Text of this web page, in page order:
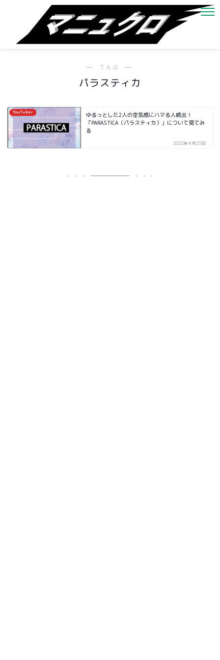
― TAG ―
パラスティカ
YouTuber
ゆるっとした2人の空気感にハマる人続出！
「PARASTICA（パラスティカ）」について見てみ
る
2022年4月25日